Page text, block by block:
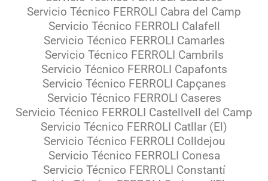
Servicio Técnico FERROLI Cabra del Camp
Servicio Técnico FERROLI Calafell
Servicio Técnico FERROLI Camarles
Servicio Técnico FERROLI Cambrils
Servicio Técnico FERROLI Capafonts
Servicio Técnico FERROLI Capçanes
Servicio Técnico FERROLI Caseres
Servicio Técnico FERROLI Castellvell del Camp
Servicio Técnico FERROLI Catllar (El)
Servicio Técnico FERROLI Colldejou
Servicio Técnico FERROLI Conesa
Servicio Técnico FERROLI Constantí